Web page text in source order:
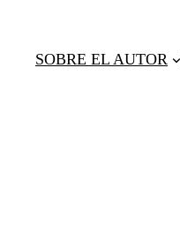
contenido
SOBRE EL AUTOR